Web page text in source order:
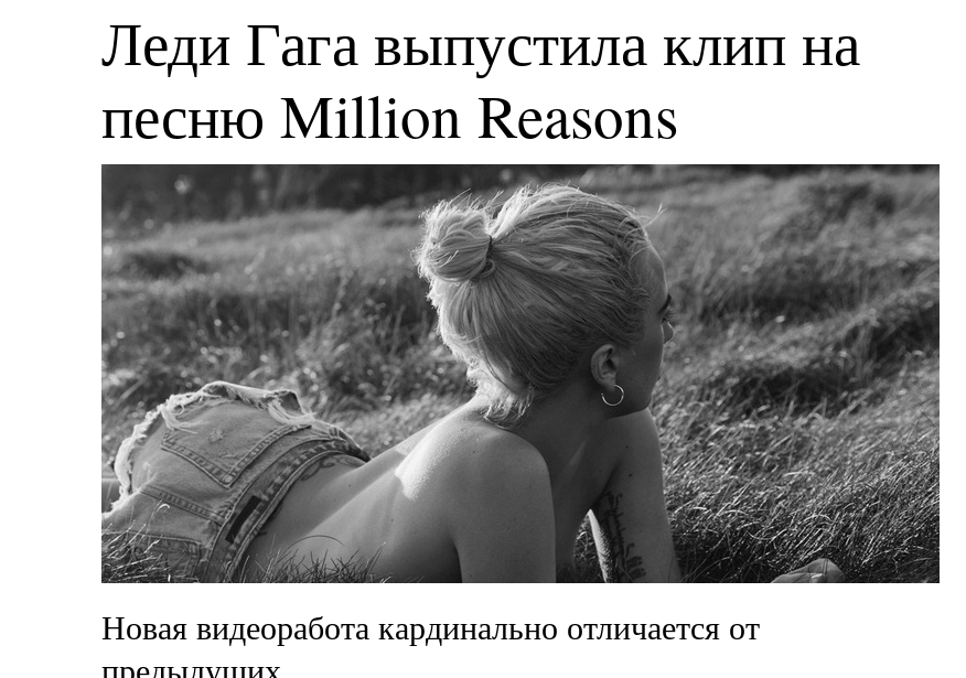
Леди Гага выпустила клип на
песню Million Reasons
Новая видеоработа кардинально отличается от
предыдущих.